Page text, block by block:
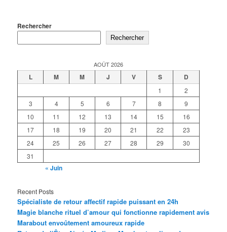
Rechercher
Rechercher
AOÛT 2026
L M M J V S D
1
2
3
4 5 6 7 8
9
10
11 12 13 14 15
16
17
18 19 20 21 22
23
24
25 26 27 28 29
30
31
« Juin
Recent Posts
Spécialiste de retour affectif rapide puissant en 24h
Magie blanche rituel d’amour qui fonctionne rapidement avis
Marabout envoûtement amoureux rapide